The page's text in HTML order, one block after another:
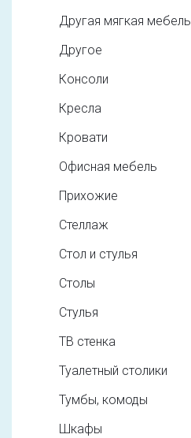
Другая мягкая мебель
Другое
Консоли
Кресла
Кровати
Офисная мебель
Прихожие
Стеллаж
Стол и стулья
Столы
Стулья
ТВ стенка
Туалетный столики
Тумбы, комоды
Шкафы